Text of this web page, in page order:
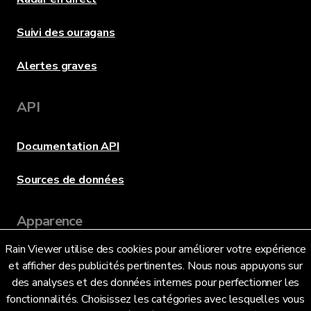
Rain Viewer utilise des cookies pour améliorer votre expérience
et afficher des publicités pertinentes. Nous nous appuyons sur
des analyses et des données internes pour perfectionner les
fonctionnalités. Choisissez les catégories avec lesquelles vous
Suivi des ouragans
Alertes graves
API
Documentation API
Sources de données
Apparence
Langue